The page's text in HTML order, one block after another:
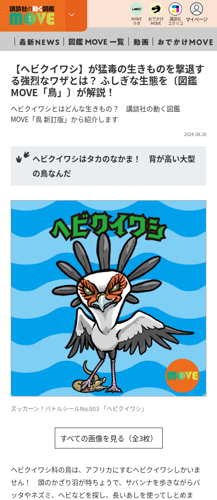
MOVE
ラボ
おでかけ
MOVE
講談社
コクリコ
マイページ
【ヘビクイワシ】が猛毒の生きものを撃退す
る強烈なワザとは？ ふしぎな生態を〔図鑑
MOVE「鳥」〕が解説！
ヘビクイワシとはどんな生きもの？ 講談社の動く図鑑
MOVE「鳥 新訂版」から紹介します
2024.08.26
ヘビクイワシはタカのなかま！ 背が高い大型
の鳥なんだ
ズッカーン！バトルシールNo.003 「ヘビクイワシ」
すべての画像を見る（全3枚）
ヘビクイワシ科の鳥は、アフリカにすむヘビクイワシしかいま
せん！ 頭のかざり羽が特ちょうで、サバンナを歩きながらバ
ッタやネズミ、ヘビなどを探し、長いあしを使ってしとめま